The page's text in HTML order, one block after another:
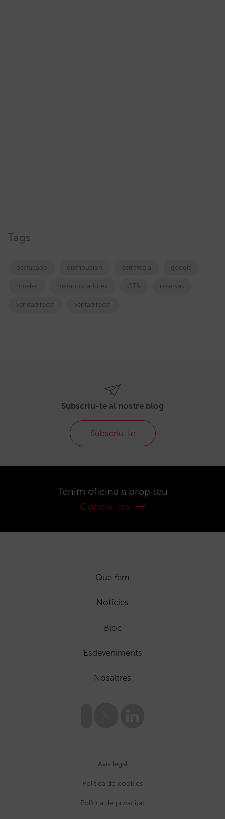
Tags
destacado distribucion estrategia google
hoteles metabuscadores OTA reservas
vendadirecta ventadirecta
Subscriu-te al nostre blog
Subscriu-te
Tenim oficina a prop teu
Coneix-les
Que fem
Notícies
Bloc
Esdeveniments
Nosaltres
Avís legal
Política de cookies
Política de privacitat